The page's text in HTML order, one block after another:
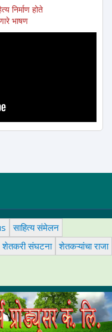
निर्माण होते
भाषण
साहित्य संमेलन
शेतकरी संघटना शेतकऱ्यांचा राजा